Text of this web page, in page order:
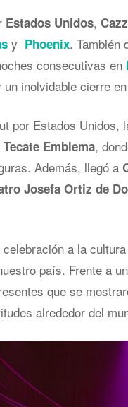
Estados Unidos,
y Phoenix. También
consecutivas en
un inolvidable cierre en
por Estados Unidos,
Emblema,
Además, llegó a
Josefa Ortiz de
a la
país. Frente a
que se
alrededor del